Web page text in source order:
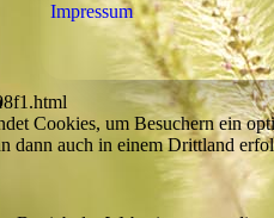
Impressum
Cookies, um Besuchern ein
dann auch in einem Drittland